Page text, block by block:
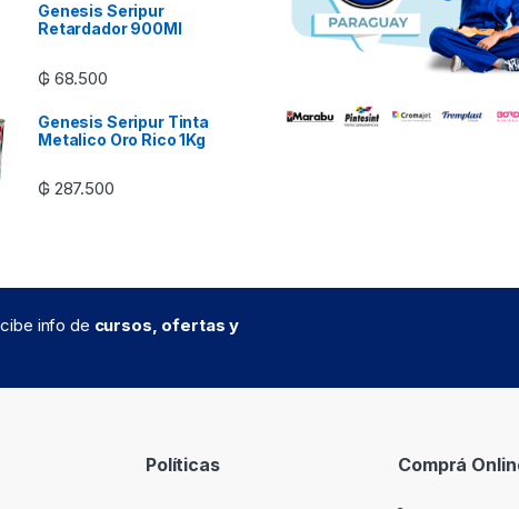
Genesis Seripur
Retardador 900Ml
₲ 68.500
Genesis Seripur Tinta
Metalico Oro Rico 1Kg
₲ 287.500
info de cursos, ofertas y
Políticas Comprá